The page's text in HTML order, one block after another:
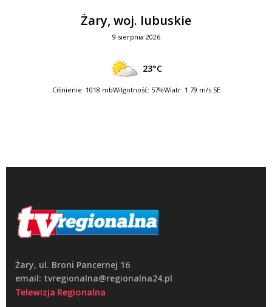
Żary, woj. lubuskie
9 sierpnia 2026
23°C
Ciśnienie: 1018 mbWilgotność: 57%Wiatr: 1.79 m/s SE
Żary, ul. Broni Pancernej 16
email: tvregionalna@regionalna24.pl
Telewizja Regionalna